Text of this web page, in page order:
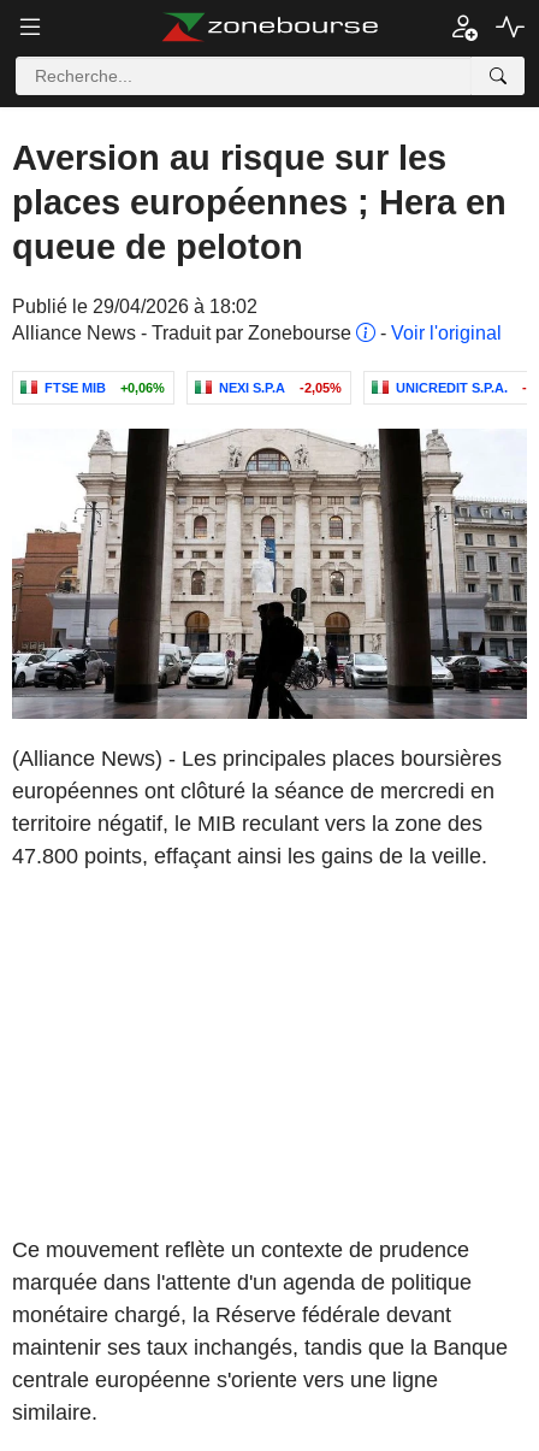
Aversion au risque sur les
places européennes ; Hera en
queue de peloton
Publié le 29/04/2026 à 18:02
Alliance News - Traduit par Zonebourse
- Voir l'original
FTSE MIB +0,06% NEXI S.P.A -2,05% UNICREDIT S.P.A. -
(Alliance News) - Les principales places boursières
européennes ont clôturé la séance de mercredi en
territoire négatif, le MIB reculant vers la zone des
47.800 points, effaçant ainsi les gains de la veille.
Ce mouvement reflète un contexte de prudence
marquée dans l'attente d'un agenda de politique
monétaire chargé, la Réserve fédérale devant
maintenir ses taux inchangés, tandis que la Banque
centrale européenne s'oriente vers une ligne
similaire.